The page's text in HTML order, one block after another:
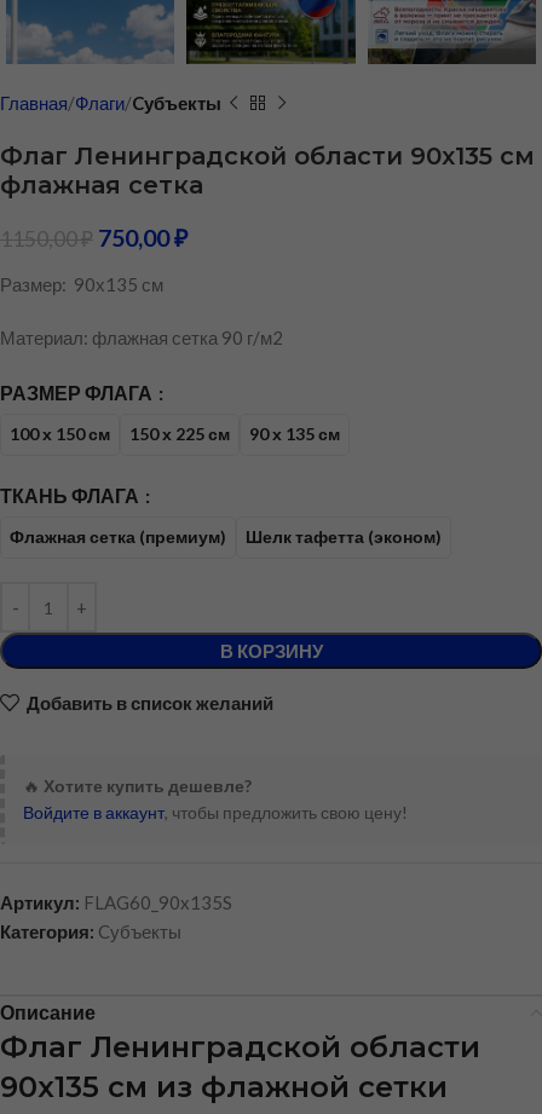
Главная Флаги Cубъекты
Флаг Ленинградской области 90х135 см
флажная сетка
1150,00₽ 750,00₽
Размер: 90х135 см
Материал: флажная сетка 90 г/м2
РАЗМЕР ФЛАГА
100 х 150 см 150 х 225 см 90 х 135 см
ТКАНЬ ФЛАГА
Флажная сетка (премиум) Шелк тафетта (эконом)
В КОРЗИНУ
Добавить в список желаний
🔥 Хотите купить дешевле?
Войдите в аккаунт, чтобы предложить свою цену!
Артикул: FLAG60_90x135S
Категория: Cубъекты
Описание
Флаг Ленинградской области
90х135 см из флажной сетки